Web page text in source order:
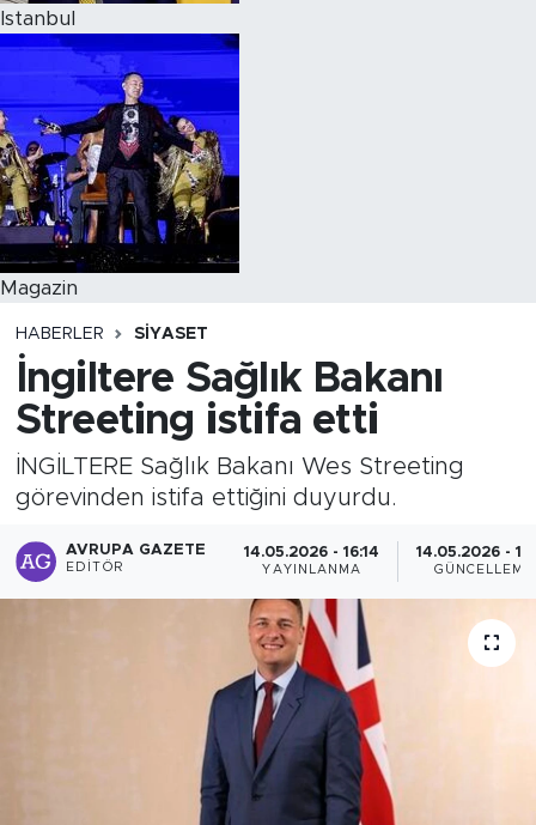
Istanbul
Magazin
HABERLER SIYASET
İngiltere Sağlık Bakanı
Streeting istifa etti
İNGİLTERE Sağlık Bakanı Wes Streeting
görevinden istifa ettiğini duyurdu.
AVRUPA GAZETE
EDITÖR
14.05.2026 - 16:14
YAYINLANMA
14.05.2026 -
GÜNCELLEME